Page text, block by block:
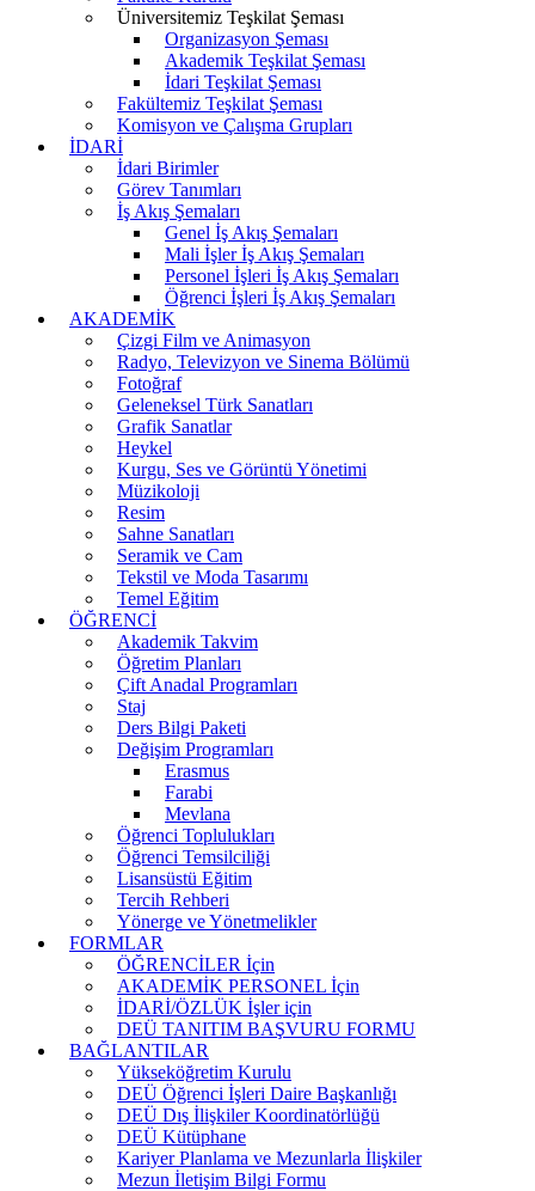
Üniversitemiz Teşkilat Şeması
Organizasyon Şeması
Akademik Teşkilat Şeması
İdari Teşkilat Şeması
Fakültemiz Teşkilat Şeması
Komisyon ve Çalışma Grupları
İDARİ
İdari Birimler
Görev Tanımları
İş Akış Şemaları
Genel İş Akış Şemaları
Mali İşler İş Akış Şemaları
Personel İşleri İş Akış Şemaları
Öğrenci İşleri İş Akış Şemaları
AKADEMİK
Çizgi Film ve Animasyon
Radyo, Televizyon ve Sinema Bölümü
Fotoğraf
Geleneksel Türk Sanatları
Grafik Sanatlar
Heykel
Kurgu, Ses ve Görüntü Yönetimi
Müzikoloji
Resim
Sahne Sanatları
Seramik ve Cam
Tekstil ve Moda Tasarımı
Temel Eğitim
ÖĞRENCİ
Akademik Takvim
Öğretim Planları
Çift Anadal Programları
Staj
Ders Bilgi Paketi
Değişim Programları
Erasmus
Farabi
Mevlana
Öğrenci Toplulukları
Öğrenci Temsilciliği
Lisansüstü Eğitim
Tercih Rehberi
Yönerge ve Yönetmelikler
FORMLAR
ÖĞRENCİLER İçin
AKADEMİK PERSONEL İçin
İDARİ/ÖZLÜK İşler için
DEÜ TANITIM BAŞVURU FORMU
BAĞLANTILAR
Yükseköğretim Kurulu
DEÜ Öğrenci İşleri Daire Başkanlığı
DEÜ Dış İlişkiler Koordinatörlüğü
DEÜ Kütüphane
Kariyer Planlama ve Mezunlarla İlişkiler
Mezun İletişim Bilgi Formu